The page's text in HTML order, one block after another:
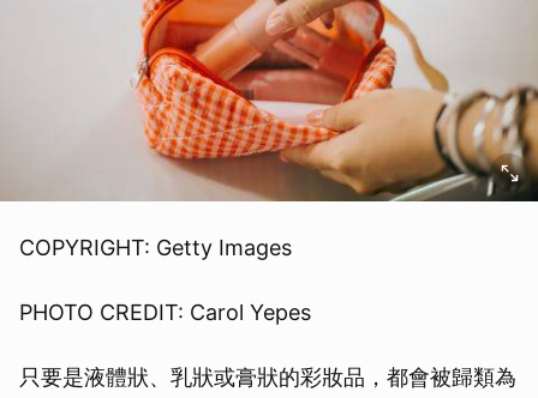
COPYRIGHT: Getty Images
PHOTO CREDIT: Carol Yepes
只要是液體狀、乳狀或膏狀的彩妝品，都會被歸類為